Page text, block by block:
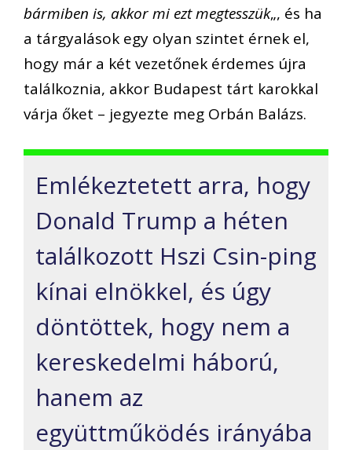
bármiben is, akkor mi ezt megtesszük„, és ha
a tárgyalások egy olyan szintet érnek el,
hogy már a két vezetőnek érdemes újra
találkoznia, akkor Budapest tárt karokkal
várja őket – jegyezte meg Orbán Balázs.
Emlékeztetett arra, hogy
Donald Trump a héten
találkozott Hszi Csin-ping
kínai elnökkel, és úgy
döntöttek, hogy nem a
kereskedelmi háború,
hanem az
együttműködés irányába